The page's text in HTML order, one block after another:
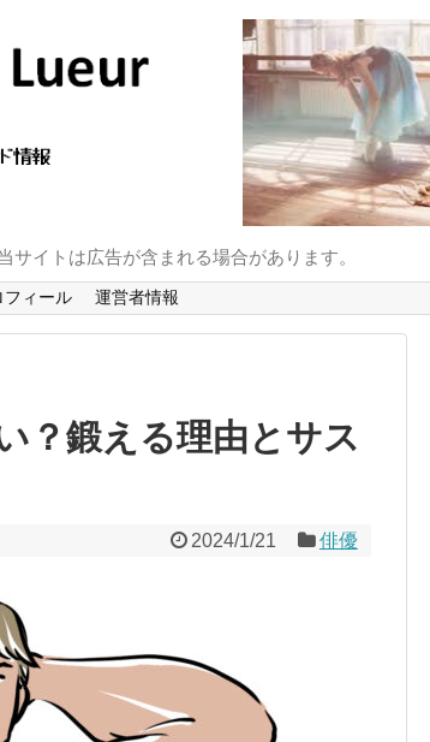
イトは広告が含まれる場合があります。
フィール 運営者情報
？鍛える理由とサス
2024/1/21 俳優